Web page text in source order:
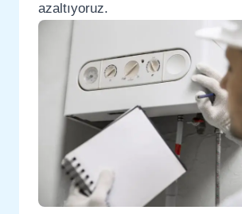
azaltıyoruz.